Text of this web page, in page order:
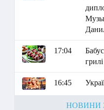
17:04
16:45
НОВИНИ